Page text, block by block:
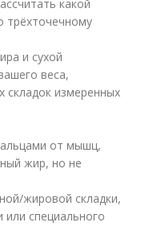
какой
трёхточечному
и сухой
веса,
измеренных
от мышц,
жир, но не
жировой складки,
специального